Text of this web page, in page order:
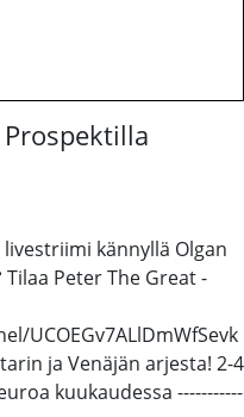
kännyllä Olgan
Peter The Great -
UCOEGv7ALlDmWfSevk
ja Venäjän arjesta! 2-4
kuukaudessa -----------